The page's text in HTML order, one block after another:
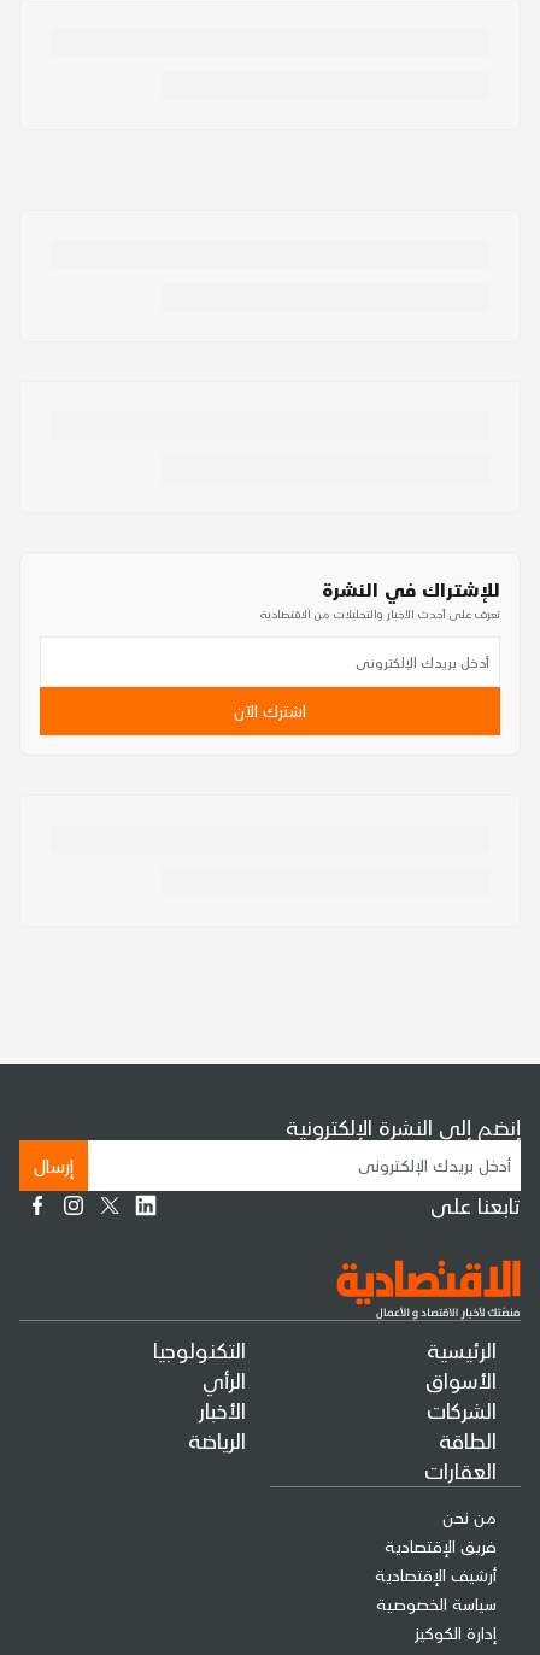
للإشتراك في النشرة
تعرف على أحدث الأخبار والتحليلات من الاقتصادية
اشترك الآن
الرئيسية
الأسواق
الشركات
الطاقة
العقارات
التكنولوجيا
الرأي
الأخبار
الرياضة
من نحن
فريق الإقتصادية
أرشيف الإقتصادية
سياسة الخصوصية
إدارة الكوكيز
إنضم إلى النشرة الإلكترونية
إرسال
تابعنا على